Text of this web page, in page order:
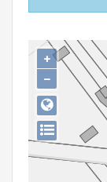
Aanmelden
+
−